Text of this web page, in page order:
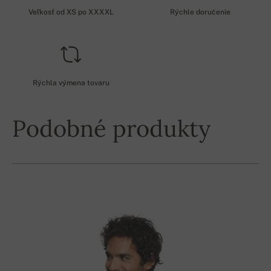
Veľkosť od XS po XXXXL Rýchle doručenie
Rýchla výmena tovaru
Podobné produkty